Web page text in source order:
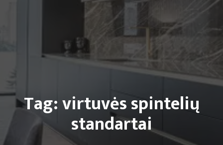
Tag: virtuvės spintelių
standartai